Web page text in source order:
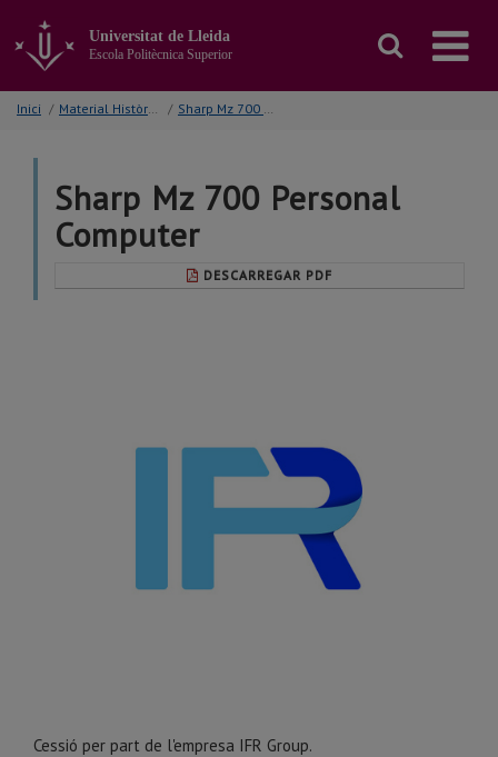
contingut
principal
Universitat de Lleida
Escola Politècnica Superior
Inici / Material Històric EPS / Sharp Mz 700 Personal Computer
Sharp Mz 700 Personal
Computer
DESCARREGAR PDF
Cessió per part de l'empresa IFR Group.